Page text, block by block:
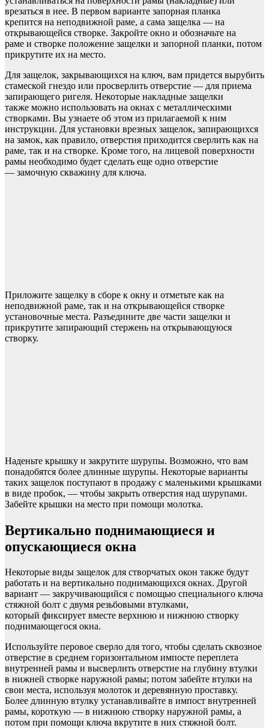
врезаться в нее. В первом варианте запорная планка
крепится на неподвижной раме, а сама защелка — на
открывающейся створке. Закройте окно и обозначьте на
раме и створке положение защелки и запорной планки, потом
прикрутите их на место.
Для защелок, закрывающихся на ключ, вам придется вырубить
стамеской гнездо или просверлить отверстие — для приема
запирающего ригеля. Некоторые накладные защелки
также можно использовать на окнах с металлическими
створками. Вы узнаете об этом из прилагаемой к ним
инструкции. Для установки врезных защелок, запирающихся
на замок, как правило, отверстия приходится сверлить как на
раме, так и на створке. Кроме того, на лицевой поверхности
рамы необходимо будет сделать еще одно отверстие
— замочную скважину для ключа.
Приложите защелку в сборе к окну и отметьте как на
неподвижной раме, так и на открывающейся створке
установочные места. Разъедините две части защелки и
прикрутите запирающий стержень на открывающуюся
створку.
Наденьте крышку и закрутите шурупы. Возможно, что вам
понадобятся более длинные шурупы. Некоторые варианты
таких защелок поступают в продажу с маленькими крышками
в виде пробок, — чтобы закрыть отверстия над шурупами.
Забейте крышки на место при помощи молотка.
Вертикально поднимающиеся и
опускающиеся окна
Некоторые виды защелок для створчатых окон также будут
работать и на вертикально поднимающихся окнах. Другой
вариант — закручивающийся с помощью специального ключа
стяжной болт с двумя резьбовыми втулками,
который фиксирует вместе верхнюю и нижнюю створку
поднимающегося окна.
Используйте перовое сверло для того, чтобы сделать сквозное
отверстие в среднем горизонтальном импосте переплета
внутренней рамы и высверлить отверстие на глубину втулки
в нижней створке наружной рамы; потом забейте втулки на
свои места, используя молоток и деревянную проставку.
Более длинную втулку устанавливайте в импост внутренней
рамы, короткую — в нижнюю створку наружной рамы, а
потом при помощи ключа вкрутите в них стяжной болт.